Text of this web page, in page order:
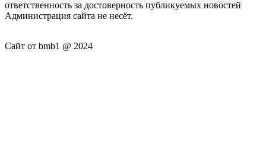
ответственность за достоверность публикуемых новостей
Администрация сайта не несёт.
Сайт от bmb1 @ 2024